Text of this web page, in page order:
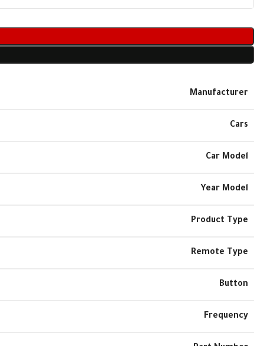
Manufacturer
Cars
Car Model
Year Model
Product Type
Remote Type
Button
Frequency